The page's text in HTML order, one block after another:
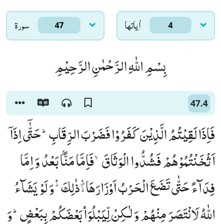
سورۃ 47 اٰياتها 4
بِسْمِ اللّٰهِ الرَّحْمٰنِ الرَّحِیْمِ
47.4
فَاِذَا لَقِیْتُمُ الَّذِیْنَ كَفَرُوْا فَضَرْبَ الرِّقَابِؕ-حَتّٰۤى اِذَاۤ
اَثْخَنْتُمُوْهُمْ فَشُدُّوا الْوَثَاقَۙ-فَاِمَّا مَنًّۢا بَعْدُ وَ اِمَّا
فِدَآءً حَتّٰى تَضَعَ الْحَرْبُ اَوْزَارَهَا ﲰذٰلِكَ ﳍوَ لَوْ یَشَآءُ
اللّٰهُ لَانْتَصَرَ مِنْهُمْ وَ لٰـكِنْ لِّیَبْلُوَاۡ بَعْضَكُمْ بِبَعْضٍؕ-وَ